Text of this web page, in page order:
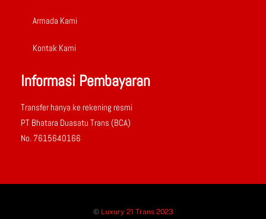
Armada Kami
Kontak Kami
Informasi Pembayaran
Transfer hanya ke rekening resmi
PT Bhatara Duasatu Trans (BCA)
No. 7615640166
© Luxury 21 Trans 2023